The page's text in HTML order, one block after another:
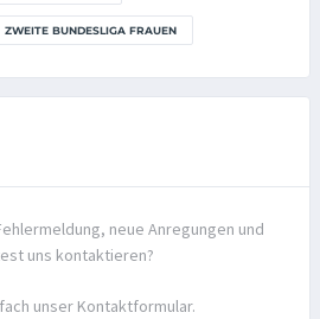
ZWEITE BUNDESLIGA FRAUEN
neue Anregungen und
uns kontaktieren?
unser Kontaktformular.